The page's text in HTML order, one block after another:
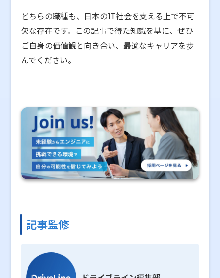
どちらの職種も、日本のIT社会を支える上で不可
欠な存在です。この記事で得た知識を基に、ぜひ
ご自身の価値観と向き合い、最適なキャリアを歩
んでください。
記事監修